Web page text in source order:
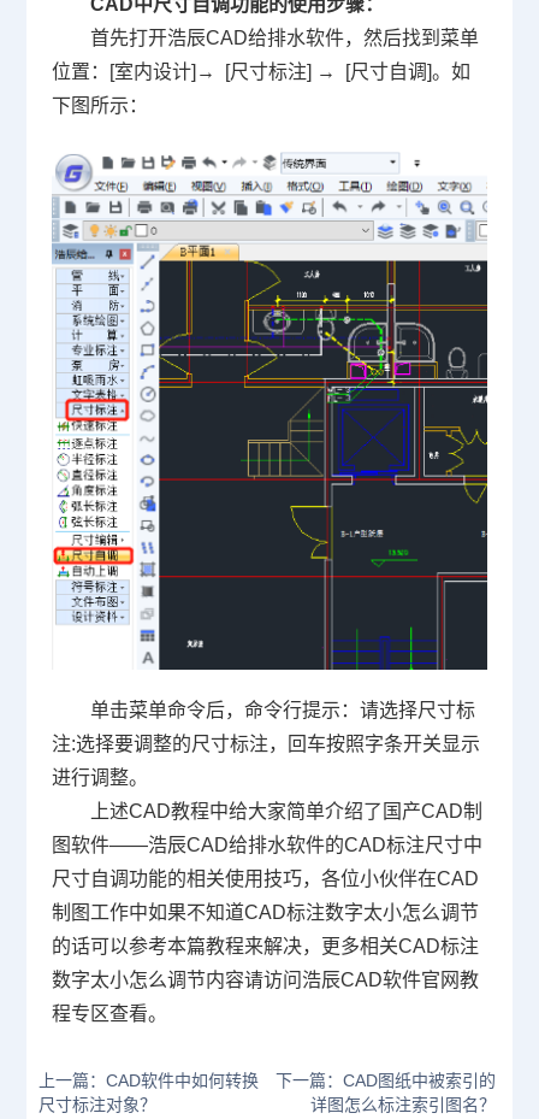
CAD中尺寸自调功能的使用步骤：
首先打开浩辰CAD给排水软件，然后找到菜单
位置：[室内设计]→ [尺寸标注] → [尺寸自调]。如
下图所示：
单击菜单命令后，命令行提示：请选择尺寸标
注:选择要调整的尺寸标注，回车按照字条开关显示
进行调整。
上述CAD教程中给大家简单介绍了国产CAD制
图软件——浩辰CAD给排水软件的CAD标注尺寸中
尺寸自调功能的相关使用技巧，各位小伙伴在CAD
制图工作中如果不知道CAD标注数字太小怎么调节
的话可以参考本篇教程来解决，更多相关CAD标注
数字太小怎么调节内容请访问浩辰CAD软件官网教
程专区查看。
上一篇：CAD软件中如何转换
尺寸标注对象？
下一篇：CAD图纸中被索引的
详图怎么标注索引图名？